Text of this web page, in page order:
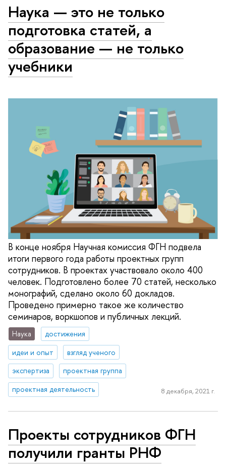
Наука — это не только
подготовка статей, а
образование — не только
учебники
В конце ноября Научная комиссия ФГН подвела
итоги первого года работы проектных групп
сотрудников. В проектах участвовало около 400
человек. Подготовлено более 70 статей, несколько
монографий, сделано около 60 докладов.
Проведено примерно такое же количество
семинаров, воркшопов и публичных лекций.
Наука
достижения
идеи и опыт
взгляд ученого
экспертиза
проектная группа
проектная деятельность
8 декабря, 2021 г.
Проекты сотрудников ФГН
получили гранты РНФ